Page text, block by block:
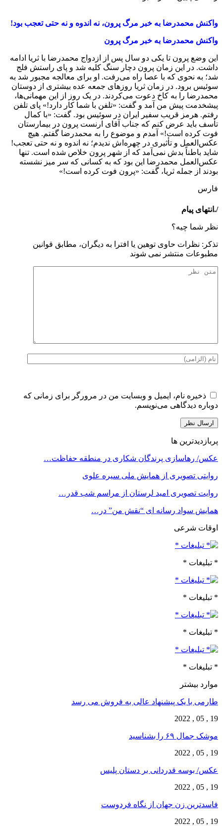
واکنش محمدرضا به خبر مرگ پرون، نه اندوه و نه حتی تعجب بود!
واکنش محمدرضا به خبر مرگ پرون
این وضع پرون تا یکی دو سال پس از ازدواج محمدرضا با ثریا ادامه
داشت. در این زمان پرون دچار سنگ کلیه شد و پای راستش فلج
شد؛ به نحوی که با عصا راه می‌رفت. او برای معالجه مجبور شد به
سوئیس برود. در زمان ثریا روزهای جمعه عده بیشتری از دوستان
محمدرضا را به کاخ دعوت می‌کردند. در یک روز از این مهمانی‌ها،
پیشخدمت پیش من آمد و گفت: «تلفن با شما کار دارد!» پای تلفن
رفتم. هرمز قریب سفیر ایران در سوئیس بود. گفت: «با کمال
تأسف باید عرض کنم که جناب آقای ارنست پرون در بیمارستان
فوت کرده است!» آمدم و موضوع را به محمدرضا گفتم. هیچ
عکس‌العمل و تأثیری در چهره‌اش ندیدم؛ نه اندوه و نه حتی تعجب!
شاید باطناً بدش نمی‌آمد که از شهر پرون خلاص شده است. تنها
عکس‌العمل محمدرضا این بود که به کسانی که سر میز نشسته
بودند از جمله ثریا، گفت: «پرون فوت کرده است!»
فارس
/.انتهای پیام
نظر شما چیه؟
تذكر: نظرات حاوی توهين يا افترا به ديگران، مطابق قوانين
مطبوعات منتشر نمی شوند
ذخیره نام، ایمیل و وبسایت من در مرورگر برای زمانی که
دوباره دیدگاهی می‌نویسم.
پربازدیدترین ها
عکس/ رهاسازی پرندگان شکاری در منطقه حفاظت…
روایتی تصویری از همایش ملی سیره علوی
روایت تصویری امید لرستان از مراسم شب قدر…
همایش سواد رسانه ای “نقش من” در…
اوقات شرعی
* تبلیغات *
* تبلیغات *
* تبلیغات *
* تبلیغات *
موارد بیشتر
طارمی با یک پیشنهاد عالی به فروش می رسد
19 , 05 , 2022
موشک جمال ۶۹ را بشناسید
19 , 05 , 2022
عکس/ بوسه قدردانی بر دستان پلیس
19 , 05 , 2022
فاسدترین زن جهان از نگاه فردوست
19 , 05 , 2022